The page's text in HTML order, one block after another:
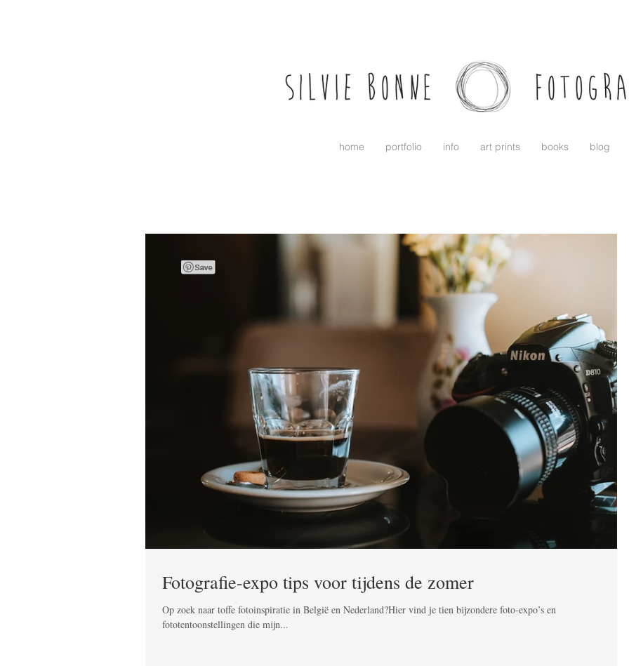
home portfolio info art prints books blog
Fotografie-expo tips voor tijdens de zomer
Op zoek naar toffe fotoinspiratie in België en Nederland?Hier vind je tien bijzondere foto-expo’s en
fototentoonstellingen die mijn...